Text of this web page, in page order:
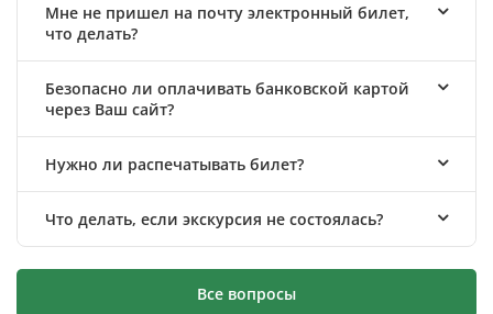
Мне не пришел на почту электронный билет,
что делать?
Безопасно ли оплачивать банковской картой
через Ваш сайт?
Нужно ли распечатывать билет?
Что делать, если экскурсия не состоялась?
Все вопросы